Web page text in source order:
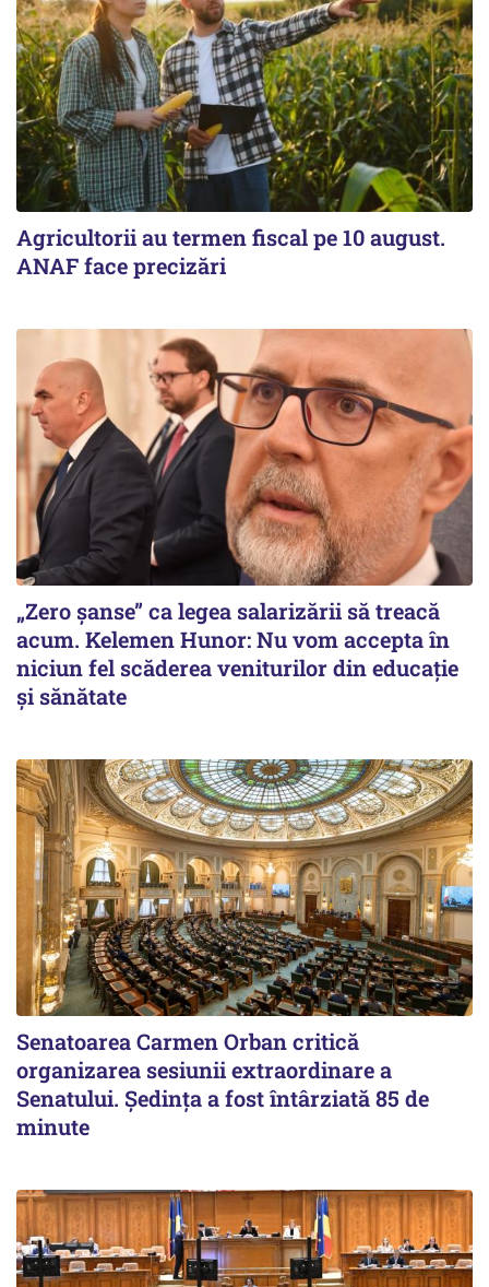
Agricultorii au termen fiscal pe 10 august.
ANAF face precizări
„Zero șanse” ca legea salarizării să treacă
acum. Kelemen Hunor: Nu vom accepta în
niciun fel scăderea veniturilor din educație
și sănătate
Senatoarea Carmen Orban critică
organizarea sesiunii extraordinare a
Senatului. Şedinţa a fost întârziată 85 de
minute